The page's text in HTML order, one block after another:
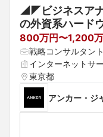
◢◤ビジネスア
の外資系ハード
800万円〜1,200
戦略コンサルタン
セスコンサルタント
インターネットサ
東京都
アンカー・ジ